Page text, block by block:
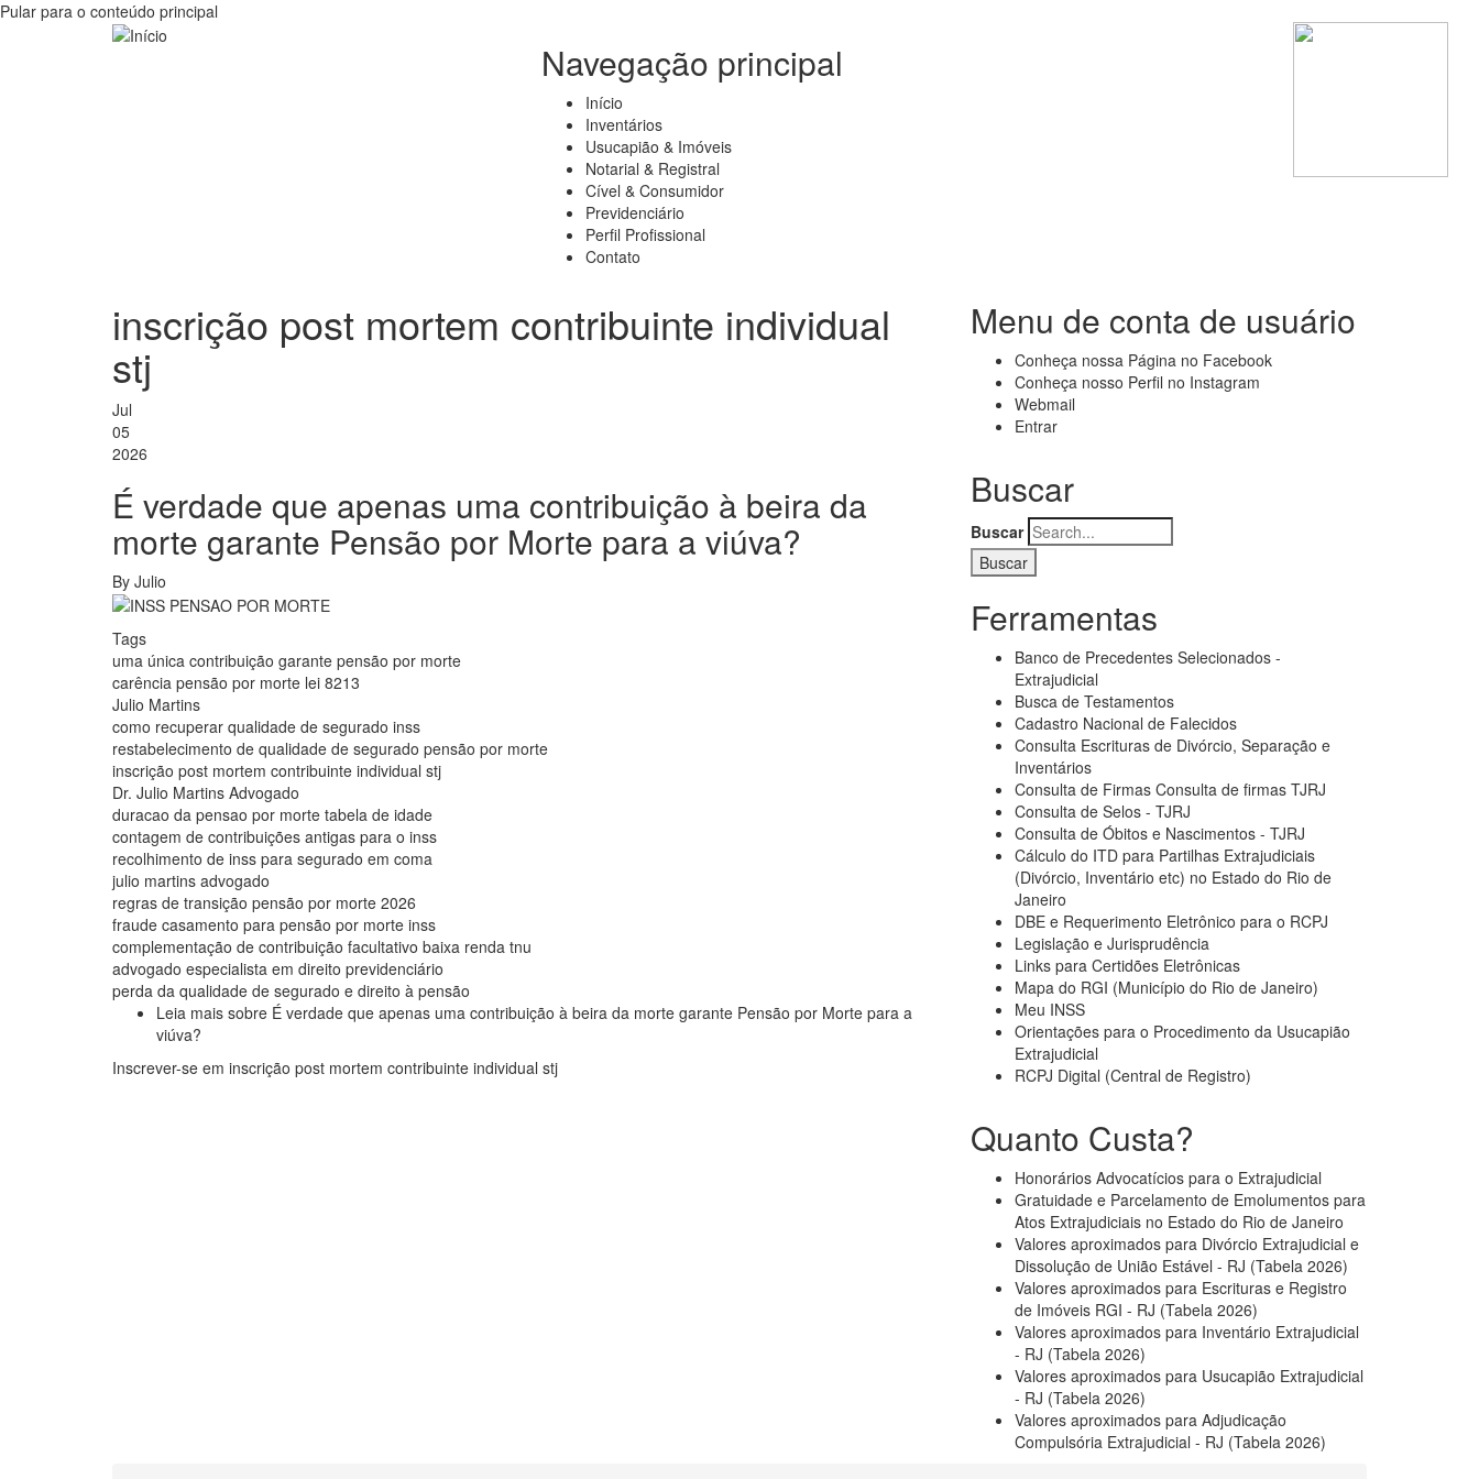
Pular para o conteúdo principal
Navegação principal
Início
Inventários
Usucapião & Imóveis
Notarial & Registral
Cível & Consumidor
Previdenciário
Perfil Profissional
Contato
inscrição post mortem contribuinte individual
stj
Jul
05
2026
É verdade que apenas uma contribuição à beira da
morte garante Pensão por Morte para a viúva?
By Julio
Tags
uma única contribuição garante pensão por morte
carência pensão por morte lei 8213
Julio Martins
como recuperar qualidade de segurado inss
restabelecimento de qualidade de segurado pensão por morte
inscrição post mortem contribuinte individual stj
Dr. Julio Martins Advogado
duracao da pensao por morte tabela de idade
contagem de contribuições antigas para o inss
recolhimento de inss para segurado em coma
julio martins advogado
regras de transição pensão por morte 2026
fraude casamento para pensão por morte inss
complementação de contribuição facultativo baixa renda tnu
advogado especialista em direito previdenciário
perda da qualidade de segurado e direito à pensão
Leia mais sobre É verdade que apenas uma contribuição à beira da morte garante Pensão por Morte para a
viúva?
Inscrever-se em inscrição post mortem contribuinte individual stj
Menu de conta de usuário
Conheça nossa Página no Facebook
Conheça nosso Perfil no Instagram
Webmail
Entrar
Buscar
Buscar
Ferramentas
Banco de Precedentes Selecionados -
Extrajudicial
Busca de Testamentos
Cadastro Nacional de Falecidos
Consulta Escrituras de Divórcio, Separação e
Inventários
Consulta de Firmas Consulta de firmas TJRJ
Consulta de Selos - TJRJ
Consulta de Óbitos e Nascimentos - TJRJ
Cálculo do ITD para Partilhas Extrajudiciais
(Divórcio, Inventário etc) no Estado do Rio de
Janeiro
DBE e Requerimento Eletrônico para o RCPJ
Legislação e Jurisprudência
Links para Certidões Eletrônicas
Mapa do RGI (Município do Rio de Janeiro)
Meu INSS
Orientações para o Procedimento da Usucapião
Extrajudicial
RCPJ Digital (Central de Registro)
Quanto Custa?
Honorários Advocatícios para o Extrajudicial
Gratuidade e Parcelamento de Emolumentos para
Atos Extrajudiciais no Estado do Rio de Janeiro
Valores aproximados para Divórcio Extrajudicial e
Dissolução de União Estável - RJ (Tabela 2026)
Valores aproximados para Escrituras e Registro
de Imóveis RGI - RJ (Tabela 2026)
Valores aproximados para Inventário Extrajudicial
- RJ (Tabela 2026)
Valores aproximados para Usucapião Extrajudicial
- RJ (Tabela 2026)
Valores aproximados para Adjudicação
Compulsória Extrajudicial - RJ (Tabela 2026)